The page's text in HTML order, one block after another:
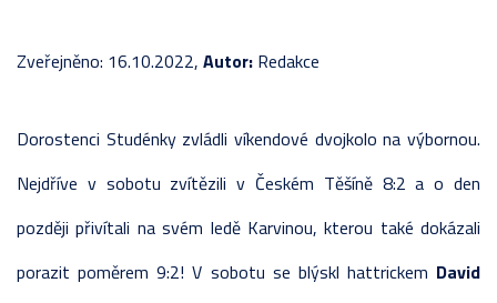
Zveřejněno: 16.10.2022, Autor: Redakce
Dorostenci Studénky zvládli víkendové dvojkolo na výbornou.
Nejdříve v sobotu zvítězili v Českém Těšíně 8:2 a o den
později přivítali na svém ledě Karvinou, kterou také dokázali
porazit poměrem 9:2! V sobotu se blýskl hattrickem David